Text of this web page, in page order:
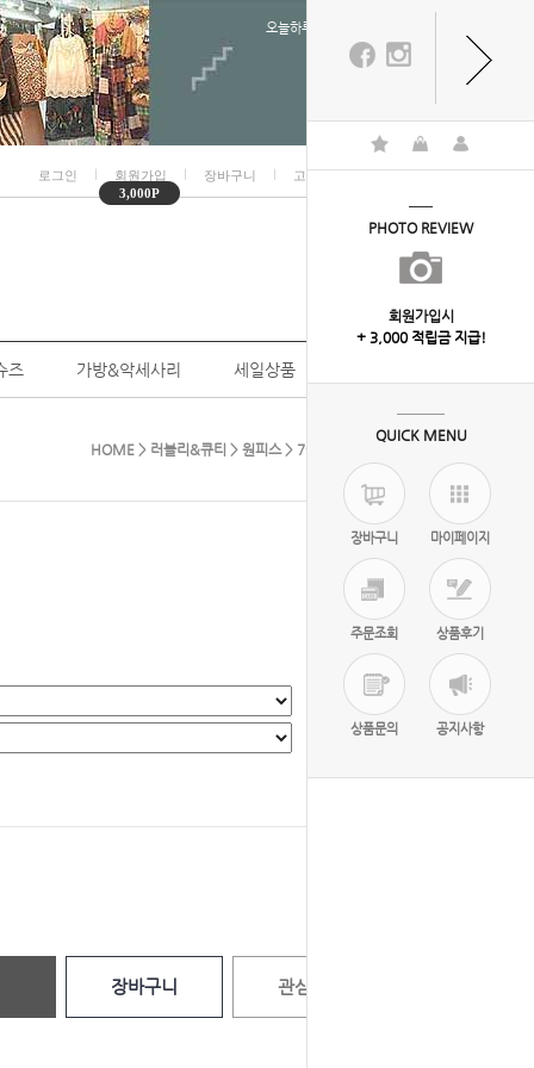
오늘하루 열지않음
로그인
회원가입
3,000P
장바구니 고객센터 ㅣ
즈 가방&악세사리 세일상품
HOME > 러블리&큐티 > 원피스> 7-9236( 쿨링인견원피스)
선택완료
장바구니 관심상품
PHOTO REVIEW
회원가입시
+ 3,000 적립금 지급!
QUICK MENU
장바구니 마이페이지
주문조회 상품후기
상품문의 공지사항